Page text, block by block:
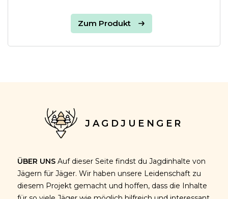
Zum Produkt
JAGDJUENGER
ÜBER UNS Auf dieser Seite findst du Jagdinhalte von
Jägern für Jäger. Wir haben unsere Leidenschaft zu
diesem Projekt gemacht und hoffen, dass die Inhalte